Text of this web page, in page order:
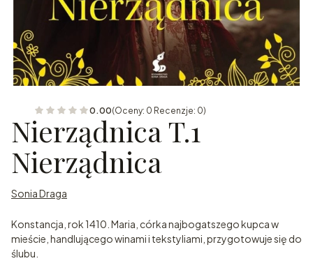
0.00(Oceny: 0 Recenzje: 0)
Nierządnica T.1
Nierządnica
Sonia Draga
Konstancja, rok 1410. Maria, córka najbogatszego kupca w
mieście, handlującego winami i tekstyliami, przygotowuje się do
ślubu.